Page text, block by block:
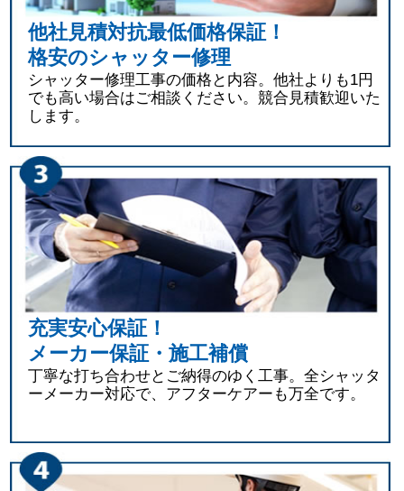
他社見積対抗最低価格保証！
格安のシャッター修理
シャッター修理工事の価格と内容。他社よりも1円
でも高い場合はご相談ください。競合見積歓迎いた
します。
充実安心保証！
メーカー保証・施工補償
丁寧な打ち合わせとご納得のゆく工事。全シャッタ
ーメーカー対応で、アフターケアーも万全です。